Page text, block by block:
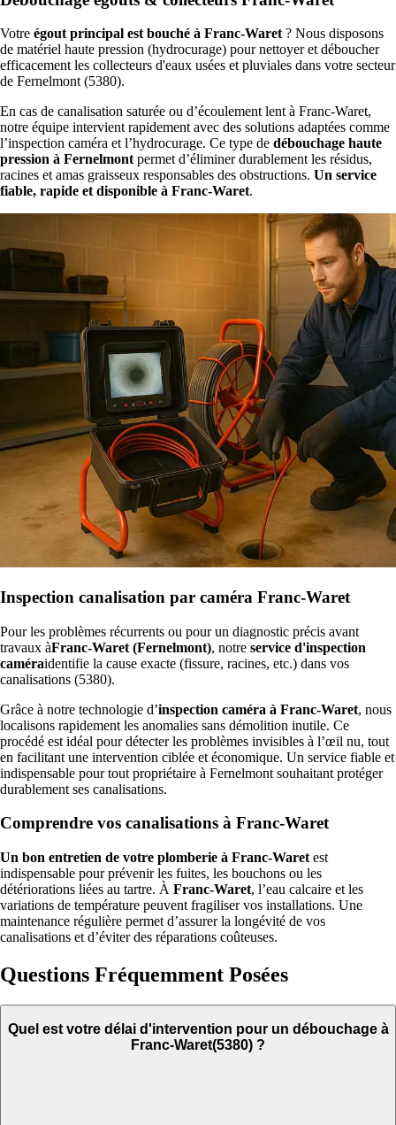
Votre égout principal est bouché à Franc-Waret ? Nous disposons
de matériel haute pression (hydrocurage) pour nettoyer et déboucher
efficacement les collecteurs d'eaux usées et pluviales dans votre secteur
de Fernelmont (5380).
En cas de canalisation saturée ou d’écoulement lent à Franc-Waret,
notre équipe intervient rapidement avec des solutions adaptées comme
l’inspection caméra et l’hydrocurage. Ce type de débouchage haute
pression à Fernelmont permet d’éliminer durablement les résidus,
racines et amas graisseux responsables des obstructions. Un service
fiable, rapide et disponible à Franc-Waret.
Inspection canalisation par caméra Franc-Waret
Pour les problèmes récurrents ou pour un diagnostic précis avant
travaux àFranc-Waret (Fernelmont), notre service d'inspection
caméraidentifie la cause exacte (fissure, racines, etc.) dans vos
canalisations (5380).
Grâce à notre technologie d’inspection caméra à Franc-Waret, nous
localisons rapidement les anomalies sans démolition inutile. Ce
procédé est idéal pour détecter les problèmes invisibles à l’œil nu, tout
en facilitant une intervention ciblée et économique. Un service fiable et
indispensable pour tout propriétaire à Fernelmont souhaitant protéger
durablement ses canalisations.
Comprendre vos canalisations à Franc-Waret
Un bon entretien de votre plomberie à Franc-Waret est
indispensable pour prévenir les fuites, les bouchons ou les
détériorations liées au tartre. À Franc-Waret, l’eau calcaire et les
variations de température peuvent fragiliser vos installations. Une
maintenance régulière permet d’assurer la longévité de vos
canalisations et d’éviter des réparations coûteuses.
Questions Fréquemment Posées
Quel est votre délai d'intervention pour un débouchage à
Franc-Waret(5380) ?